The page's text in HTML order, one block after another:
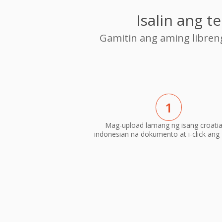
Isalin ang
Gamitin ang aming
1
Mag-upload lamang ng isang
indonesian na dokumento at i-click ang